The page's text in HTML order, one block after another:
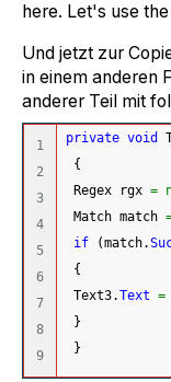
here. Let's use
Und jetzt zur
in einem anderen
anderer Teil mit
1
2
3
4
5
6
7
8
private void
{
Regex rgx =
Match match
if
(match.
{
Text3.Text =
}
}